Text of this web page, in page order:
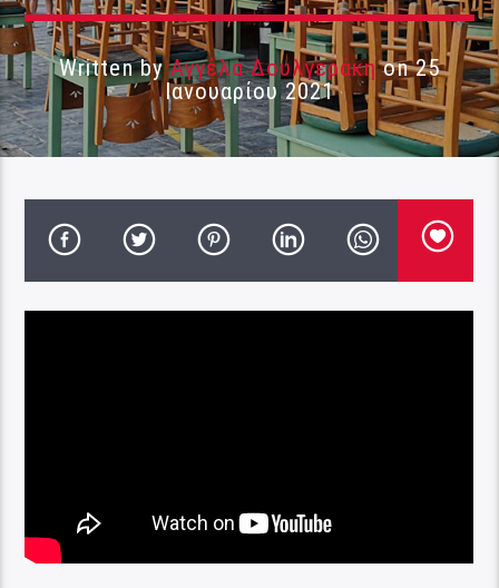
Written byΑγγέλα Δουλγεράκηon 25
Ιανουαρίου 2021